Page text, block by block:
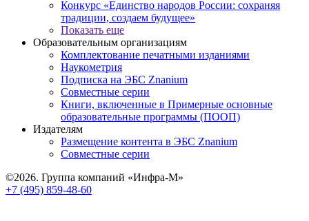
Конкурс «Единство народов России: сохраняя
традиции, создаем будущее»
Показать еще
Образовательным организациям
Комплектование печатными изданиями
Наукометрия
Подписка на ЭБС Znanium
Совместные серии
Книги, включенные в Примерные основные
образовательные программы (ПООП)
Издателям
Размещение контента в ЭБС Znanium
Совместные серии
©2026. Группа компаний «Инфра-М»
+7 (495) 859-48-60